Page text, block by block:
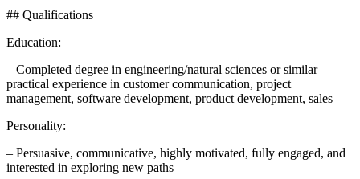
## Qualifications
Education:
– Completed degree in engineering/natural sciences or similar
practical experience in customer communication, project
management, software development, product development, sales
Personality:
– Persuasive, communicative, highly motivated, fully engaged, and
interested in exploring new paths